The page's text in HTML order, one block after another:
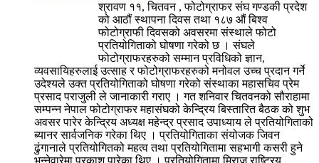
श्रावण ११, चितवन , फोटोग्राफर संघ गण्डकी प्रदेश
को आठौं स्थापना दिवस तथा १८७ औं बिश्व
फोटोग्राफी दिवसको अवसरमा संस्थाले फोटो
प्रतियोगिताको घोषणा गरेको छ । संघले
फोटोग्राफरहरुको सम्मान प्रविधिको ज्ञान,
व्यवसायिहरुलाई उत्साह र फोटोग्राफरहरुको मनोवल उच्च प्रदान गर्ने
उदेश्यले उक्त प्रतियोगिताको घोषणा गरेको संस्थाका महासचिव प्रेम
प्रसाद पराजुली ले जानाकारी गराए । गत शनिवार चितवनको सौराहामा
सम्पन्न नेपाल फोटोग्राफर महासंघको केन्द्रिय बिस्तारित बैठक को शुभ
अवसर पारेर केन्द्रिय अध्यक्ष महेन्द्र प्रसाद उपाध्याय ले प्रतियोगिताको
ब्यानर सार्वजनिक गरेका थिए । प्रतियोगिताका संयोजक जिवन
ढुंगानाले प्रतियोगितको महत्व तथा प्रतियोगितामा सहभागी कसरी हुने